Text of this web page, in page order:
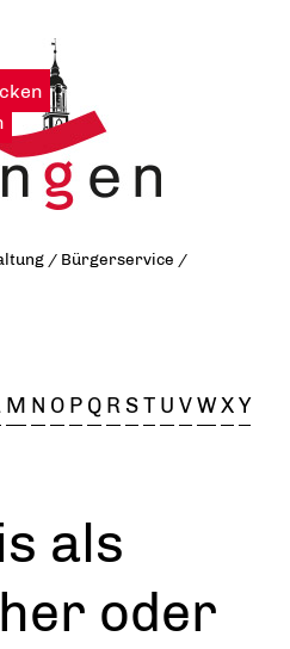
|
/ Bürgerservice /
M N O P Q R ST U VWXY
als
oder